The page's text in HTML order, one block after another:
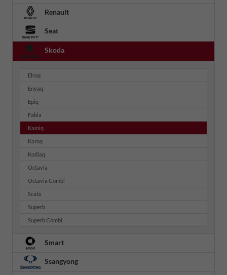
Renault
Seat
Skoda
Elroq
Enyaq
Epiq
Fabia
Kamiq
Karoq
Kodiaq
Octavia
Octavia Combi
Scala
Superb
Superb Combi
Smart
Ssangyong